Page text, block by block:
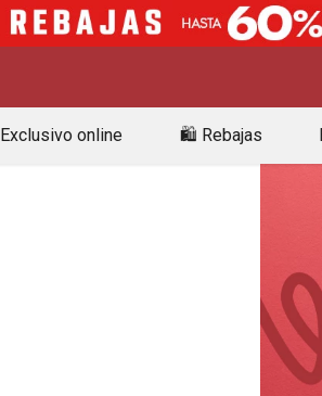
Exclusivo online 🛍️ Rebajas